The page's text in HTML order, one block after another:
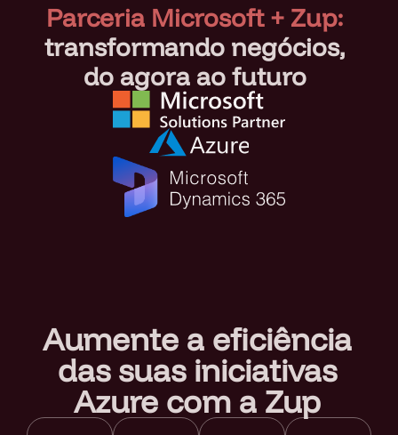
Parceria Microsoft + Zup:
transformando negócios,
do agora ao futuro
Aumente a eficiência
das suas iniciativas
Azure com a Zup